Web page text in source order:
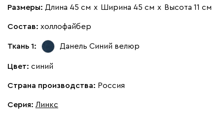
Вертикаль
Размеры: Длина 45 см х Ширина 45 см х Высота 11 см
Состав: холлофайбер
Ткань 1: Данель Синий велюр
Цвет: синий
Страна производства: Россия
Серия: Линкс